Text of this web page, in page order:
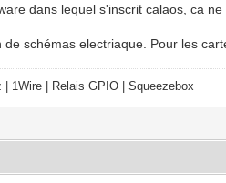
dans lequel s'inscrit calaos, ca
schémas electriaque. Pour les
1Wire | Relais GPIO | Squeezebox